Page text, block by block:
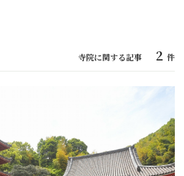
寺院に関する記事 2 件